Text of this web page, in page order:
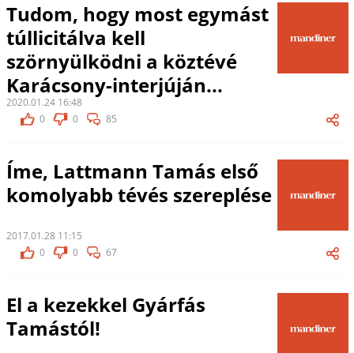
Tudom, hogy most egymást
túllicitálva kell
szörnyülködni a köztévé
Karácsony-interjúján...
2020.01.24 16:48
0
0 85
Íme, Lattmann Tamás első
komolyabb tévés szereplése
2017.01.28 11:15
0
0 67
El a kezekkel Gyárfás
Tamástól!